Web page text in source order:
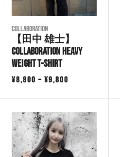
COLLABORATION
【田中 雄士】
Collaboration Heavy
Weight T-Shirt
¥8,800 – ¥9,800
¥8,800
–
¥9,800